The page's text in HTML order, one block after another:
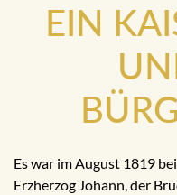
EIN
Es war im August 1819
Erzherzog Johann, der